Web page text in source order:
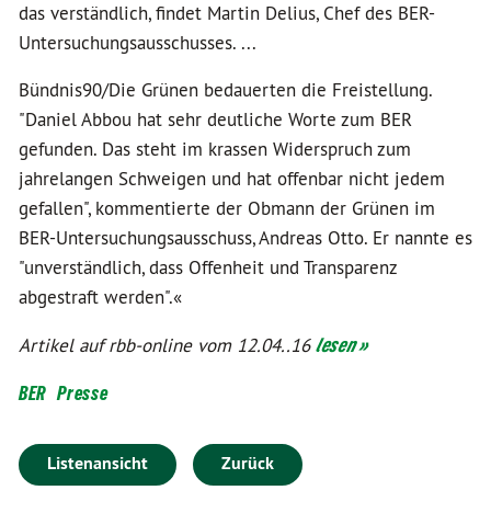
das verständlich, findet Martin Delius, Chef des BER-
Untersuchungsausschusses. ...
Bündnis90/Die Grünen bedauerten die Freistellung.
"Daniel Abbou hat sehr deutliche Worte zum BER
gefunden. Das steht im krassen Widerspruch zum
jahrelangen Schweigen und hat offenbar nicht jedem
gefallen", kommentierte der Obmann der Grünen im
BER-Untersuchungsausschuss, Andreas Otto. Er nannte es
"unverständlich, dass Offenheit und Transparenz
abgestraft werden".«
Artikel auf rbb-online vom 12.04..16lesen »
BER Presse
Listenansicht Zurück